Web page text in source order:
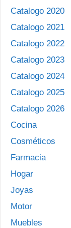
Catalogo 2020
Catalogo 2021
Catalogo 2022
Catalogo 2023
Catalogo 2024
Catalogo 2025
Catalogo 2026
Cocina
Cosméticos
Farmacia
Hogar
Joyas
Motor
Muebles